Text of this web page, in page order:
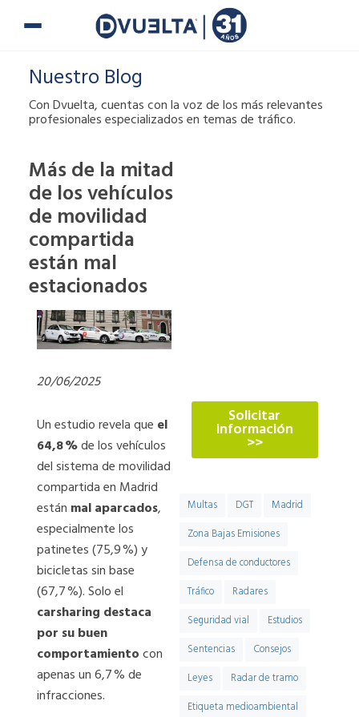
Nuestro Blog
Con Dvuelta, cuentas con la voz de los más relevantes
profesionales especializados en temas de tráfico.
Más de la mitad
de los vehículos
de movilidad
compartida
están mal
estacionados
20/06/2025
Un estudio revela que el
64,8%de los vehículos
del sistema de movilidad
compartida en Madrid
están mal aparcados,
especialmente los
patinetes (75,9 %) y
bicicletas sin base
(67,7 %). Solo el
carsharing destaca
por su buen
comportamientocon
apenas un 6,7 % de
infracciones.
Solicitar
información
>>
Multas DGT
Madrid
Zona Bajas Emisiones
Defensa de conductores
Tráfico
Radares
Seguridad vial
Estudios
Sentencias
Consejos
Leyes
Radar de tramo
Etiqueta medioambiental